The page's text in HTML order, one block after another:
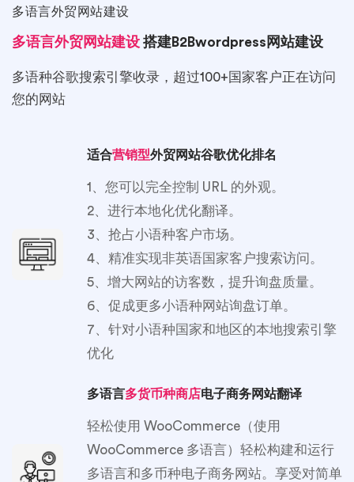
多语言外贸网站建设
多语言外贸网站建设 搭建B2Bwordpress网站建设
多语种谷歌搜索引擎收录，超过100+国家客户正在访问
您的网站
适合营销型外贸网站谷歌优化排名
1、您可以完全控制 URL 的外观。
2、进行本地化优化翻译。
3、抢占小语种客户市场。
4、精准实现非英语国家客户搜索访问。
5、增大网站的访客数，提升询盘质量。
6、促成更多小语种网站询盘订单。
7、针对小语种国家和地区的本地搜索引擎
优化
多语言多货币种商店电子商务网站翻译
轻松使用 WooCommerce（使用
WooCommerce 多语言）轻松构建和运行
多语言和多币种电子商务网站。享受对简单